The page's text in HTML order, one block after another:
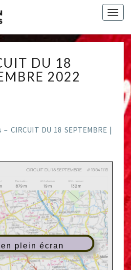
DU
18
SEPTEMBRE
DU 18
2022
CIRCUIT DU 18 SEPTEMBRE |
plein écran